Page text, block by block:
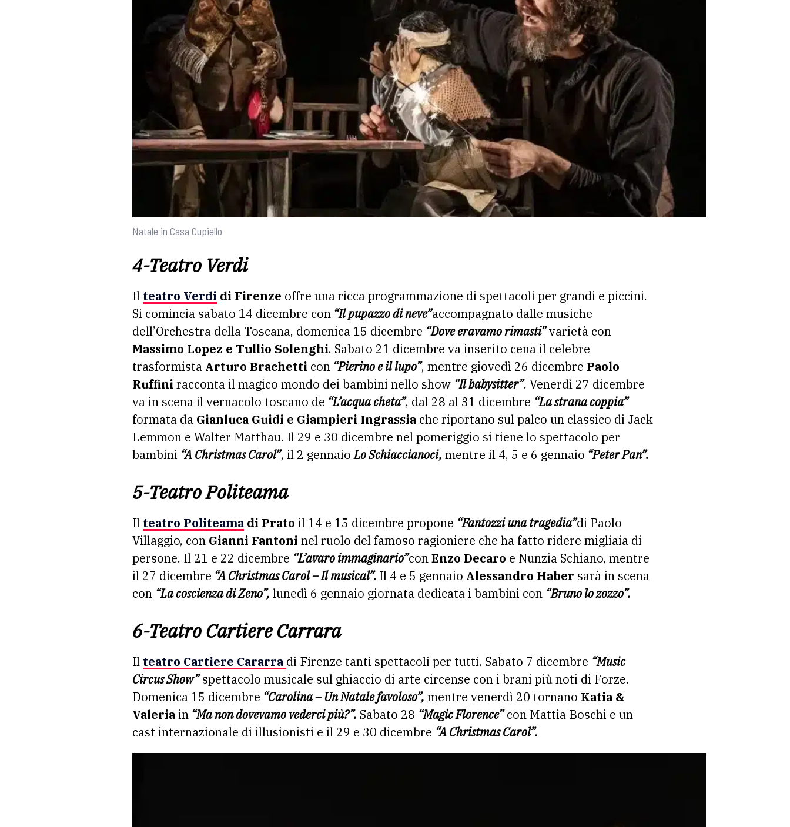
Natale in Casa Cupiello
4-Teatro Verdi
Il teatro Verdi di Firenze offre una ricca programmazione di spettacoli per grandi e piccini.
Si comincia sabato 14 dicembre con “Il pupazzo di neve”accompagnato dalle musiche
dell’Orchestra della Toscana, domenica 15 dicembre “Dove eravamo rimasti”varietà con
Massimo Lopez e Tullio Solenghi. Sabato 21 dicembre va inserito cena il celebre
trasformista Arturo Brachetti con “Pierino e il lupo”, mentre giovedì 26 dicembre Paolo
Ruffini racconta il magico mondo dei bambini nello show “Il babysitter”. Venerdì 27 dicembre
va in scena il vernacolo toscano de “L’acqua cheta”, dal 28 al 31 dicembre “La strana coppia”
formata da Gianluca Guidi e Giampieri Ingrassia che riportano sul palco un classico di Jack
Lemmon e Walter Matthau. Il 29 e 30 dicembre nel pomeriggio si tiene lo spettacolo per
bambini “A Christmas Carol”, il 2 gennaioLo Schiaccianoci, mentre il 4, 5 e 6 gennaio “Peter Pan”.
5-Teatro Politeama
Il teatro Politeama di Prato il 14 e 15 dicembre propone “Fantozzi una tragedia”di Paolo
Villaggio, con Gianni Fantoni nel ruolo del famoso ragioniere che ha fatto ridere migliaia di
persone. Il 21 e 22 dicembre “L’avaro immaginario”conEnzo Decaro e Nunzia Schiano, mentre
il 27 dicembre “A Christmas Carol – Il musical”. Il 4 e 5 gennaio Alessandro Haber sarà in scena
con “La coscienza di Zeno”, lunedì 6 gennaio giornata dedicata i bambini con “Bruno lo zozzo”.
6-Teatro Cartiere Carrara
Il teatro Cartiere Cararra di Firenze tanti spettacoli per tutti. Sabato 7 dicembre “Music
Circus Show” spettacolo musicale sul ghiaccio di arte circense con i brani più noti di Forze.
Domenica 15 dicembre “Carolina – Un Natale favoloso”, mentre venerdì 20 tornano Katia &
Valeriain “Ma non dovevamo vederci più?”. Sabato 28 “Magic Florence” con Mattia Boschi e un
cast internazionale di illusionisti e il 29 e 30 dicembre “A Christmas Carol”.